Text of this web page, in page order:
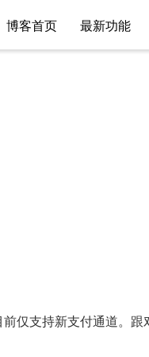
博客首页 最新功能
仅支持新支付通道。